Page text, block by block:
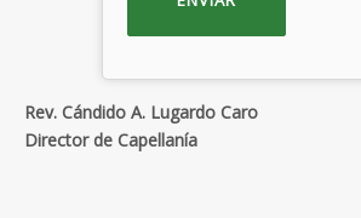
Rev. Cándido A. Lugardo Caro
Director de Capellanía